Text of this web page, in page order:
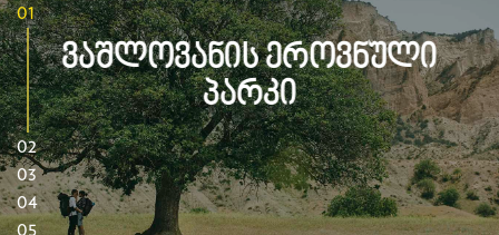
01
02
03
04
05
Ვაშლოვანის Ეროვნული
Პარკი